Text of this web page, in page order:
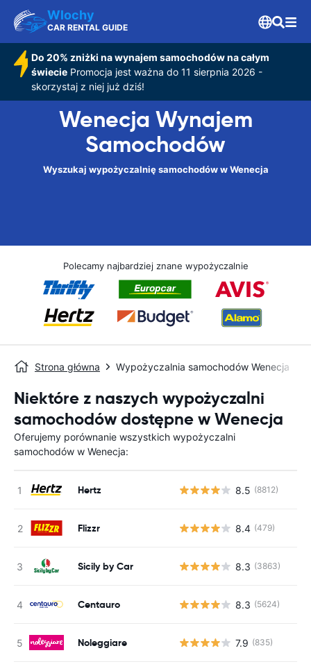
Wlochy
CAR RENTAL GUIDE
Do 20% zniżki na wynajem samochodów na całym
świeciePromocja jest ważna do 11 sierpnia 2026 -
skorzystaj z niej już dziś!
Wenecja Wynajem
Samochodów
Wyszukaj wypożyczalnię samochodów w Wenecja
Polecamy najbardziej znane wypożyczalnie
Strona główna Wypożyczalnia samochodów Wenecja
Niektóre z naszych wypożyczalni
samochodów dostępne w Wenecja
Oferujemy porównanie wszystkich wypożyczalni
samochodów w Wenecja:
Hertz 8.5 (8812)
Flizzr 8.4 (479)
Sicily by Car 8.3 (3863)
Centauro 8.3 (5624)
Noleggiare 7.9 (835)